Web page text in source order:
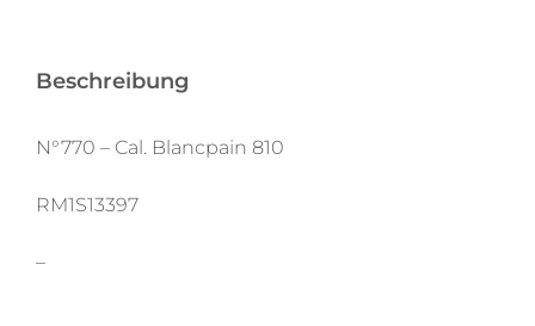
x
X
X
Beschreibung
N°770 – Cal. Blancpain 810
RM1S13397
–